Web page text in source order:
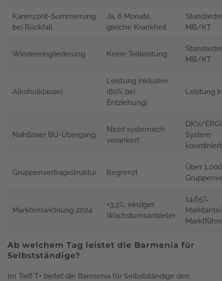
Karenzzeit-Summierung
bei Rückfall
Ja, 6 Monate,
gleiche Krankheit
MB/KT
Wiedereingliederung Keine Teilleistung
MB/KT
Alkoholklausel
Leistung inklusive
(80% bei
Entziehung)
Leistung
Nahtloser BU-Übergang
Nicht systemisch
verankert
DKV/
System
koordiniert
Gruppenvertragsstruktur Begrenzt
Über 1.000
Marktentwicklung 2024
+3,3%, einziger
Wachstumsanbieter
14,65%
Ab welchem Tag leistet die Barmenia für
Selbstständige?
Im Tarif T+ bietet die Barmenia für Selbstständige den